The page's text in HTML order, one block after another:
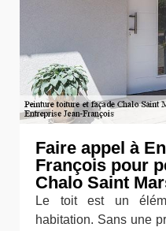
Faire appel à
François pour
Chalo Saint
Le toit est un
habitation. Sans une